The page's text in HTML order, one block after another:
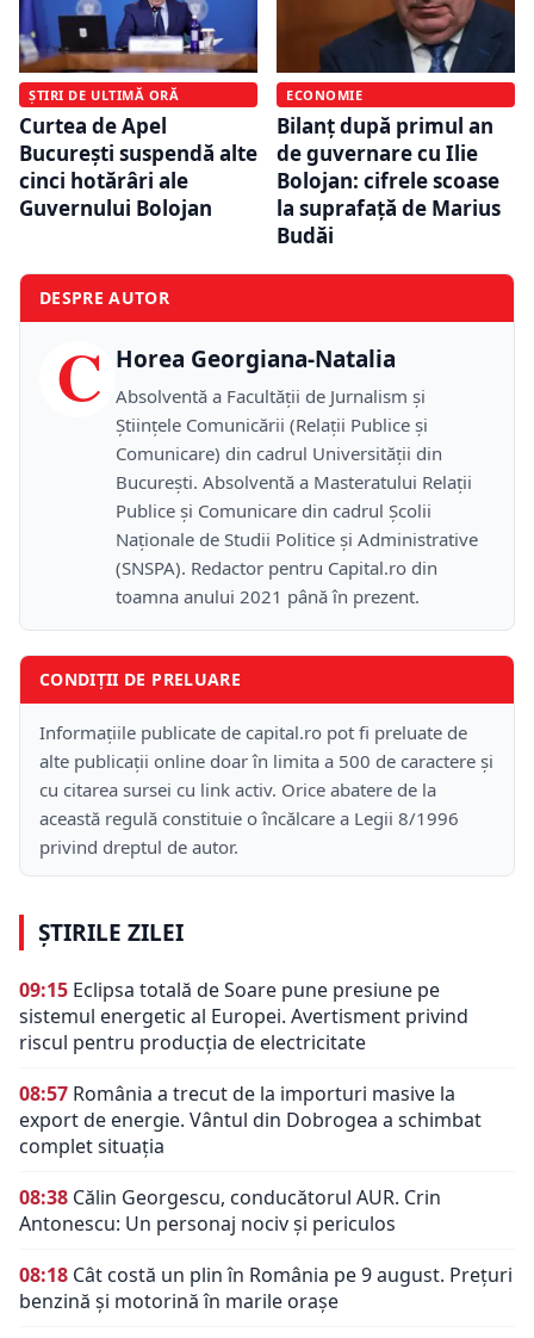
ȘTIRI DE ULTIMĂ ORĂ
Curtea de Apel
București suspendă alte
cinci hotărâri ale
Guvernului Bolojan
ECONOMIE
Bilanț după primul an
de guvernare cu Ilie
Bolojan: cifrele scoase
la suprafață de Marius
Budăi
DESPRE AUTOR
C Horea Georgiana-Natalia
Absolventă a Facultății de Jurnalism și
Științele Comunicării (Relații Publice și
Comunicare) din cadrul Universității din
București. Absolventă a Masteratului Relații
Publice și Comunicare din cadrul Școlii
Naţionale de Studii Politice și Administrative
(SNSPA). Redactor pentru Capital.ro din
toamna anului 2021 până în prezent.
CONDIȚII DE PRELUARE
Informațiile publicate de capital.ro pot fi preluate de
alte publicații online doar în limita a 500 de caractere și
cu citarea sursei cu link activ. Orice abatere de la
această regulă constituie o încălcare a Legii 8/1996
privind dreptul de autor.
ȘTIRILE ZILEI
09:15 Eclipsa totală de Soare pune presiune pe
sistemul energetic al Europei. Avertisment privind
riscul pentru producția de electricitate
08:57 România a trecut de la importuri masive la
export de energie. Vântul din Dobrogea a schimbat
complet situația
08:38 Călin Georgescu, conducătorul AUR. Crin
Antonescu: Un personaj nociv şi periculos
08:18 Cât costă un plin în România pe 9 august. Prețuri
benzină și motorină în marile orașe